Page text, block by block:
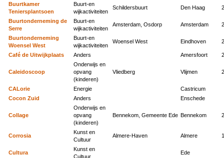
Buurtkamer
Teniersplantsoen
Buurt-en
wijkactiviteiten
Schildersbuurt Den Haag
Buurtonderneming de
Serre
Buurt-en
wijkactiviteiten
Amsterdam, Osdorp Amsterdam
Buurtonderneming
Woensel West
Buurt-en
wijkactiviteiten
Woensel West Eindhoven
Café de Uitwijkplaats Anders Amersfoort
Caleidoscoop
Onderwijs en
opvang
(kinderen)
Vliedberg Vlijmen
CALorie Energie
Castricum
Cocon Zuid
Anders Enschede
Collage
Onderwijs en
opvang
(kinderen)
Bennekom, Gemeente Ede Bennekom
Corrosia
Kunst en
Cultuur
Almere-Haven Almere
Cultura
Kunst en
Cultuur
Ede